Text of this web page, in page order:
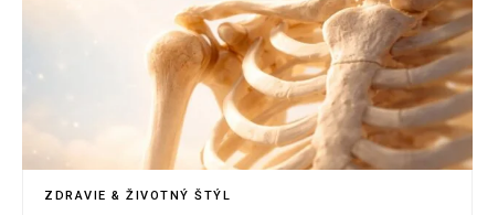
ZDRAVIE & ŽIVOTNÝ ŠTÝL